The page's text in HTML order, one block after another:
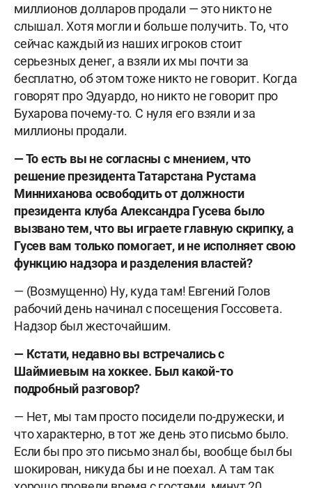
миллионов долларов продали — это никто не
слышал. Хотя могли и больше получить. То, что
сейчас каждый из наших игроков стоит
серьезных денег, а взяли их мы почти за
бесплатно, об этом тоже никто не говорит. Когда
говорят про Эдуардо, но никто не говорит про
Бухарова почему-то. С нуля его взяли и за
миллионы продали.
— То есть вы не согласны с мнением, что
решение президента Татарстана Рустама
Минниханова освободить от должности
президента клуба Александра Гусева было
вызвано тем, что вы играете главную скрипку, а
Гусев вам только помогает, и не исполняет свою
функцию надзора и разделения властей?
— (Возмущенно) Ну, куда там! Евгений Голов
рабочий день начинал с посещения Госсовета.
Надзор был жесточайшим.
— Кстати, недавно вы встречались с
Шаймиевым на хоккее. Был какой-то
подробный разговор?
— Нет, мы там просто посидели по-дружески, и
что характерно, в тот же день это письмо было.
Если бы про это письмо знал бы, вообще был бы
шокирован, никуда бы и не поехал. А там так